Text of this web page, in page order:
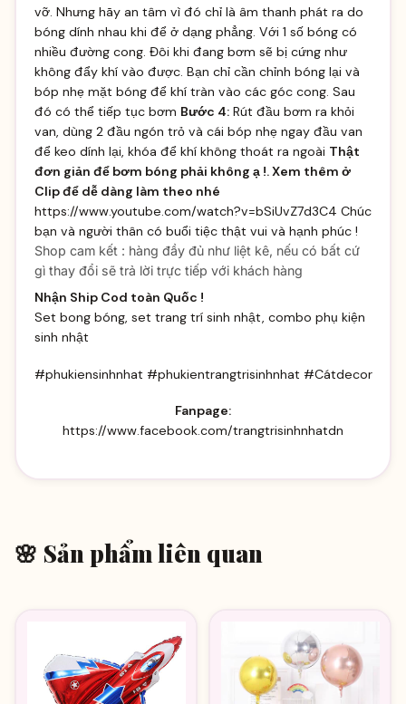
vỡ. Nhưng hãy an tâm vì đó chỉ là âm thanh phát ra do
bóng dính nhau khi để ở dạng phẳng. Với 1 số bóng có
nhiều đường cong. Đôi khi đang bơm sẽ bị cứng như
không đẩy khí vào được. Bạn chỉ cần chỉnh bóng lại và
bóp nhẹ mặt bóng để khí tràn vào các góc cong. Sau
đó có thể tiếp tục bơm Bước 4:Rút đầu bơm ra khỏi
van, dùng 2 đầu ngón trỏ và cái bóp nhẹ ngay đầu van
để keo dính lại, khóa để khí không thoát ra ngoài Thật
đơn giản để bơm bóng phải không ạ !. Xem thêm ở
Clip để dễ dàng làm theo nhé
https://www.youtube.com/watch?v=bSiUvZ7d3C4 Chúc
bạn và người thân có buổi tiệc thật vui và hạnh phúc !
Shop cam kết : hàng đầy đủ như liệt kê, nếu có bất cứ
gì thay đổi sẽ trả lời trực tiếp với khách hàng
Nhận Ship Cod toàn Quốc !
Set bong bóng, set trang trí sinh nhật, combo phụ kiện
sinh nhật
#phukiensinhnhat #phukientrangtrisinhnhat #Cátdecor
Fanpage:
https://www.facebook.com/trangtrisinhnhatdn
🌸 Sản phẩm liên quan